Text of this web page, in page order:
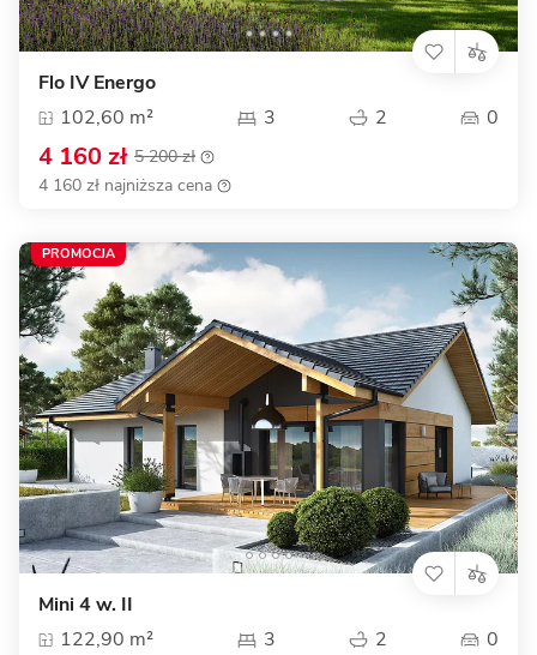
Flo IV Energo
102,60 m²
3 2 0
4 160 zł 5 200 zł
4 160 zł najniższa cena
Mini 4 w. II
122,90 m²
3 2 0
PROMOCJA